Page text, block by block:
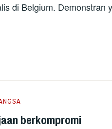
di Belgium. Demonstran
berkompromi